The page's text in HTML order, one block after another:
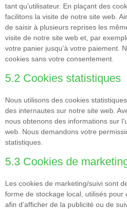
tant qu’utilisateur. En plaçant des
facilitons la visite de notre site web.
de saisir à plusieurs reprises les
visite de notre site web et, par
votre panier jusqu’à votre paiement.
cookies sans votre consentement.
5.2 Cookies statistiques
Nous utilisons des cookies
des internautes sur notre site web.
nous obtenons des informations sur
web. Nous demandons votre
statistiques.
5.3 Cookies de
Les cookies de marketing/suivi sont
forme de stockage local, utilisés pour
afin d’afficher de la publicité ou de